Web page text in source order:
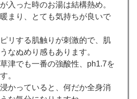
入った時のお湯は結構熱め。
まり、とても気持ちが良いで
リする肌触りが刺激的で、肌
なぬめり感もあります。
津でも一番の強酸性、ph1.7を
。
かっていると、何だか全身消